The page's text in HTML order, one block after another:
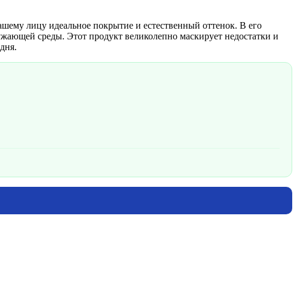
лицу идеальное покрытие и естественный оттенок. В его
среды. Этот продукт великолепно маскирует недостатки и